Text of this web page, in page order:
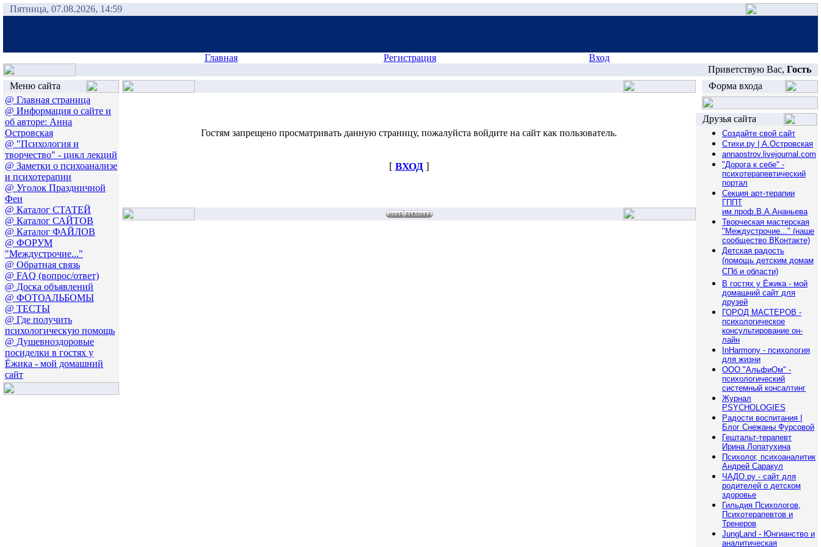
Пятница, 07.08.2026, 14:59
Главная Регистрация
Вход
Приветствую Вас, Гость
Меню сайта
@ Главная страница
@ Информация о сайте и
об авторе: Анна
Островская
@ "Психология и
творчество" - цикл лекций
@ Заметки о психоанализе
и психотерапии
@ Уголок Праздничной
Феи
@ Каталог СТАТЕЙ
@ Каталог САЙТОВ
@ Каталог ФАЙЛОВ
@ ФОРУМ
"Междустрочие..."
@ Обратная связь
@ FAQ (вопрос/ответ)
@ Доска объявлений
@ ФОТОАЛЬБОМЫ
@ ТЕСТЫ
@ Где получить
психологическую помощь
@ Душевноздоровые
посиделки в гостях у
Ёжика - мой домашний
сайт
Гостям запрещено просматривать данную страницу, пожалуйста войдите на сайт как пользователь.
[ ВХОД]
Форма входа
Друзья сайта
Создайте свой сайт
Стихи.ру | А.Островская
annaostrov.livejournal.com
"Дорога к себе" -
психотерапевтический
портал
Секция арт-терапии
ГППТ
им.проф.В.А.Ананьева
Творческая мастерская
"Междустрочие..." (наше
сообщество ВКонтакте)
Детская радость
(помощь детским домам
СПб и области)
В гостях у Ёжика - мой
домашний сайт для
друзей
ГОРОД МАСТЕРОВ -
психологическое
консультирование он-
лайн
InHarmony - психология
для жизни
ООО "АльфиОм" -
психологический
системный консалтинг
Журнал
PSYCHOLOGIES
Радости воспитания |
Блог Снежаны Фурсовой
Гештальт-терапевт
Ирина Лопатухина
Психолог, психоаналитик
Андрей Саракул
ЧАДО.ру - сайт для
родителей о детском
здоровье
Гильдия Психологов,
Психотерапевтов и
Тренеров
JungLand - Юнгианство и
аналитическая